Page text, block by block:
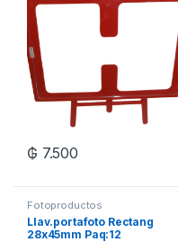
₲ 7.500
Fotoproductos
Llav.portafoto Rectang
28x45mm Paq:12